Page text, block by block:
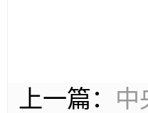
上一篇： 中